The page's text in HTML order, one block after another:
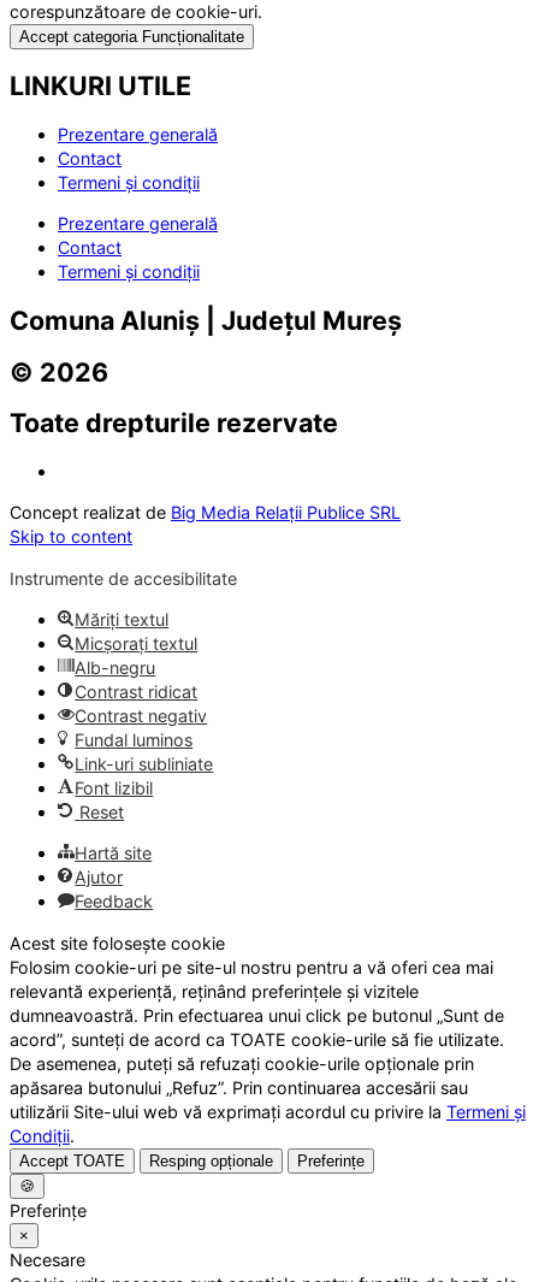
corespunzătoare de cookie-uri.
Accept categoria Funcționalitate
LINKURI UTILE
Prezentare generală
Contact
Termeni și condiții
Prezentare generală
Contact
Termeni și condiții
Comuna Aluniș | Județul Mureș
© 2026
Toate drepturile rezervate
Concept realizat de Big Media Relații Publice SRL
Skip to content
Instrumente de accesibilitate
Măriți textul
Micșorați textul
Alb-negru
Contrast ridicat
Contrast negativ
Fundal luminos
Link-uri subliniate
Font lizibil
Reset
Hartă site
Ajutor
Feedback
Acest site folosește cookie
Folosim cookie-uri pe site-ul nostru pentru a vă oferi cea mai
relevantă experiență, reținând preferințele și vizitele
dumneavoastră. Prin efectuarea unui click pe butonul „Sunt de
acord”, sunteți de acord ca TOATE cookie-urile să fie utilizate.
De asemenea, puteți să refuzați cookie-urile opționale prin
apăsarea butonului „Refuz”. Prin continuarea accesării sau
utilizării Site-ului web vă exprimați acordul cu privire la Termeni și
Condiții.
Accept TOATE Resping opționale
Preferințe
🍪
Preferințe
×
Necesare